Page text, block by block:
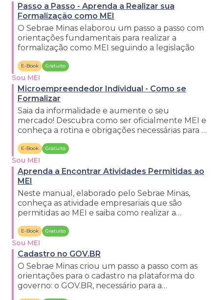
Passo a Passo - Aprenda a Realizar sua
Formalização como MEI
O Sebrae Minas elaborou um passo a passo com
orientações fundamentais para realizar a
formalização como MEI seguindo a legislação
E-Book Gratuito
Sou MEI
Microempreendedor Individual - Como se
Formalizar
Saia da informalidade e aumente o seu
mercado! Descubra como ser oficialmente MEI e
conheça a rotina e obrigações necessárias para o
E-Book Gratuito
Sou MEI
Aprenda a Encontrar Atividades Permitidas ao
MEI
Neste manual, elaborado pelo Sebrae Minas,
conheça as atividade empresariais que são
permitidas ao MEI e saiba como realizar a
E-Book Gratuito
Sou MEI
Cadastro no GOV.BR
O Sebrae Minas criou um passo a passo com as
orientações para o cadastro na plataforma do
governo: o GOV.BR, necessário para a